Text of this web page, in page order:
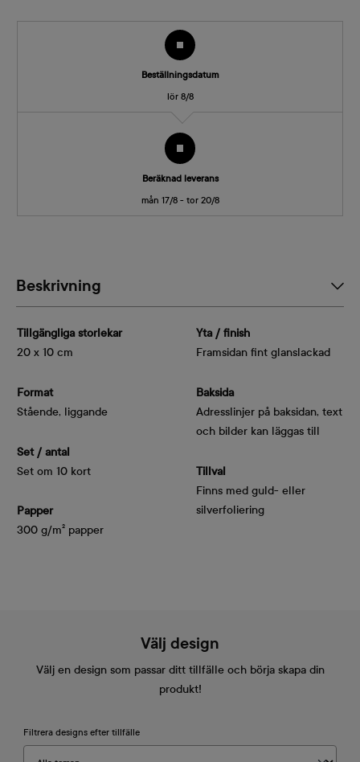
Beställningsdatum
lör 8/8
Beräknad leverans
mån 17/8 - tor 20/8
Beskrivning
Tillgängliga storlekar
20 x 10 cm
Format
Stående, liggande
Set / antal
Set om 10 kort
Papper
300 g/m² papper
Yta / finish
Framsidan fint glanslackad
Baksida
Adresslinjer på baksidan, text
och bilder kan läggas till
Tillval
Finns med guld- eller
silverfoliering
Välj design
Välj en design som passar ditt tillfälle och börja skapa din
produkt!
Filtrera designs efter tillfälle